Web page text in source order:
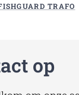
TRAFO
op